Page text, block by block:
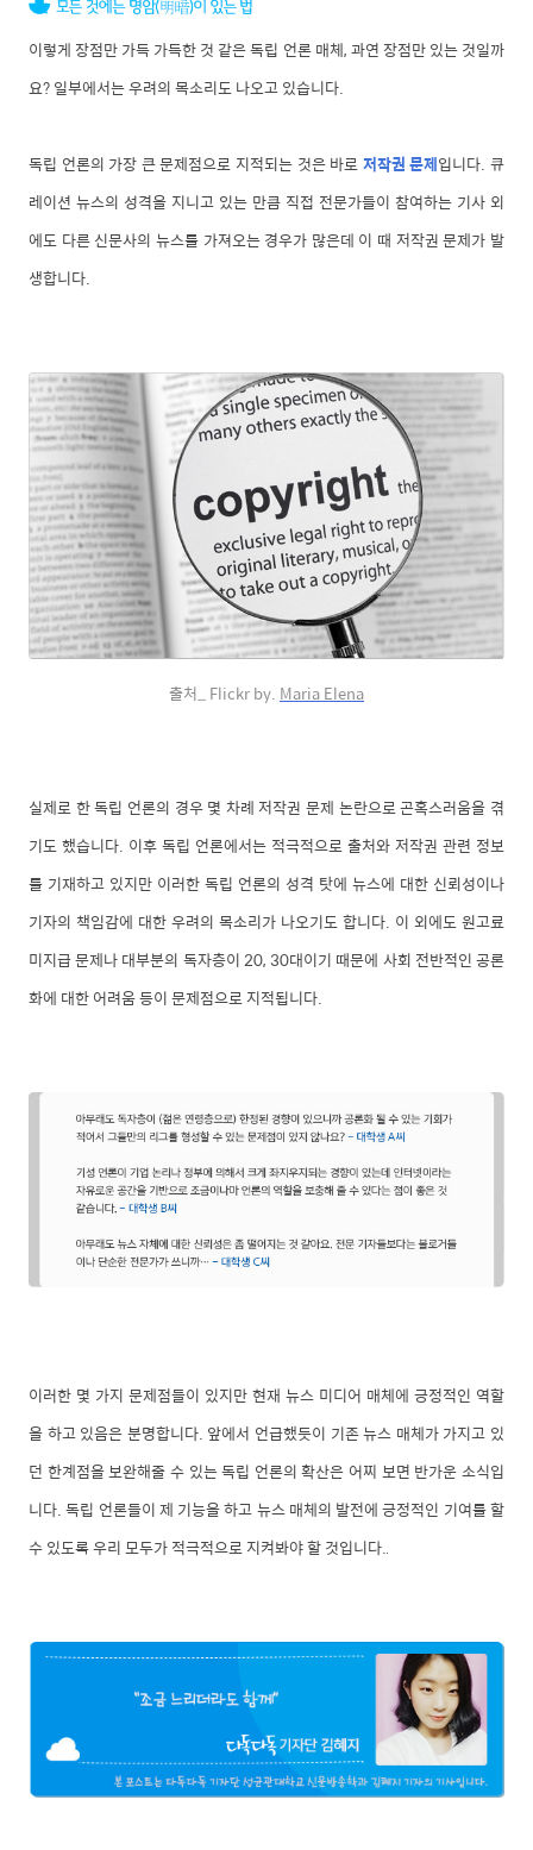
이렇게 장점만 가득 가득한 것 같은 독립 언론 매체, 과연 장점만 있는 것일까
요? 일부에서는 우려의 목소리도 나오고 있습니다.
독립 언론의 가장 큰 문제점으로 지적되는 것은 바로저작권 문제입니다. 큐
레이션 뉴스의 성격을 지니고 있는 만큼 직접 전문가들이 참여하는 기사 외
에도 다른 신문사의 뉴스를 가져오는 경우가 많은데 이 때 저작권 문제가 발
생합니다.
출처_ Flickr by. Maria Elena
실제로 한 독립 언론의 경우 몇 차례 저작권 문제 논란으로 곤혹스러움을 겪
기도 했습니다. 이후 독립 언론에서는 적극적으로 출처와 저작권 관련 정보
를 기재하고 있지만 이러한 독립 언론의 성격 탓에 뉴스에 대한 신뢰성이나
기자의 책임감에 대한 우려의 목소리가 나오기도 합니다. 이 외에도 원고료
미지급 문제나 대부분의 독자층이 20, 30대이기 때문에 사회 전반적인 공론
화에 대한 어려움 등이 문제점으로 지적됩니다.
이러한 몇 가지 문제점들이 있지만 현재 뉴스 미디어 매체에 긍정적인 역할
을 하고 있음은 분명합니다. 앞에서 언급했듯이 기존 뉴스 매체가 가지고 있
던 한계점을 보완해줄 수 있는 독립 언론의 확산은 어찌 보면 반가운 소식입
니다. 독립 언론들이 제 기능을 하고 뉴스 매체의 발전에 긍정적인 기여를 할
수 있도록 우리 모두가 적극적으로 지켜봐야 할 것입니다.